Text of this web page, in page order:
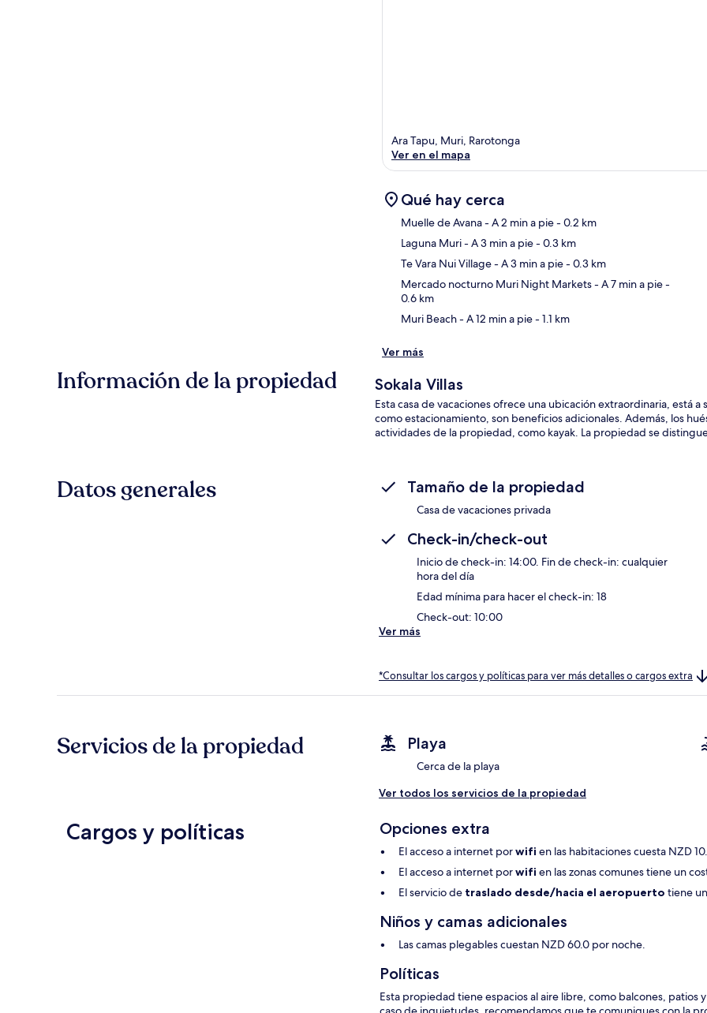
Ara Tapu, Muri, Rarotonga
Ver en el mapa
Qué hay cerca
Muelle de Avana- A 2 min a pie- 0.2 km
Laguna Muri- A 3 min a pie- 0.3 km
Te Vara Nui Village- A 3 min a pie- 0.3 km
Mercado nocturno Muri Night Markets- A 7 min a pie-
0.6 km
Muri Beach- A 12 min a pie- 1.1 km
Ver más
Información de la propiedad Sokala Villas
Esta casa de vacaciones ofrece una ubicación extraordinaria, está
como estacionamiento, son beneficios adicionales. Además, los
actividades de la propiedad, como kayak. La propiedad se
Datos generales Tamaño de la propiedad
Casa de vacaciones privada
Check-in/check-out
Inicio de check-in: 14:00. Fin de check-in: cualquier
hora del día
Edad mínima para hacer el check-in: 18
Check-out: 10:00
Ver más
*Consultar los cargos y políticas para ver más detalles o cargos extra
Servicios de la propiedad Playa
Cerca de la playa
Ver todos los servicios de la propiedad
Cargos y políticas Opciones extra
El acceso a internet porwifi en las habitaciones cuesta NZD
El acceso a internet porwifi en las zonas comunes tiene un
El servicio de traslado desde/hacia el aeropuerto tiene
Niños y camas adicionales
Las camas plegables cuestan NZD 60.0 por noche.
Políticas
Esta propiedad tiene espacios al aire libre, como balcones, patios